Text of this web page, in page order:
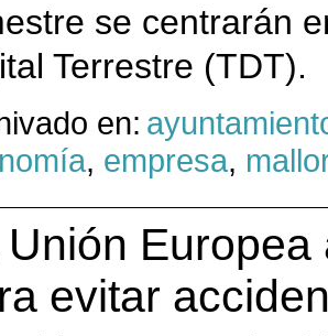
se centrarán
Terrestre (TDT).
en:
, empresa,
Unión
evitar